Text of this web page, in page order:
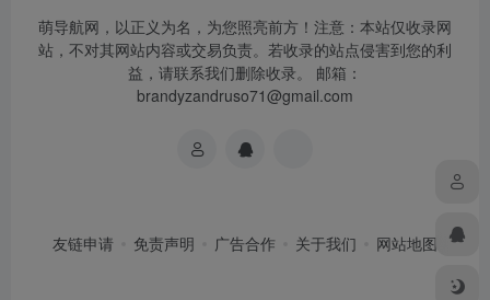
萌导航网，以正义为名，为您照亮前方！注意：本站仅收录网
站，不对其网站内容或交易负责。若收录的站点侵害到您的利
益，请联系我们删除收录。 邮箱：
brandyzandruso71@gmail.com
友链申请 免责声明 广告合作 关于我们 网站地图